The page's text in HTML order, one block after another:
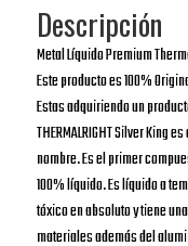
Descripción
Metal Líquido Premium
Este producto es 100%
Estas adquiriendo un
THERMALRIGHT Silver King
nombre. Es el primer
100% líquido. Es líquido a
tóxico en absoluto y tiene
materiales además del